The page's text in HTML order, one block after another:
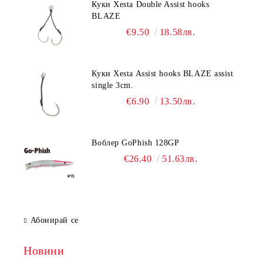
Куки Xesta Double Assist hooks
BLAZE
€9.50 18.58лв.
Куки Xesta Assist hooks BLAZE assist
single 3cm.
€6.90 13.50лв.
Воблер GoPhish 128GP
€26.40 51.63лв.
Абонирай се
Новини